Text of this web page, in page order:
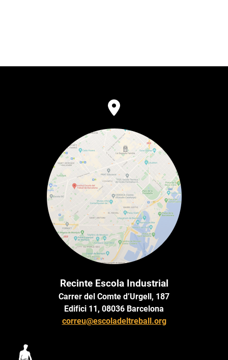
Recinte Escola Industrial
Carrer del Comte d’Urgell, 187
Edifici 11, 08036 Barcelona
correu@escoladeltreball.org